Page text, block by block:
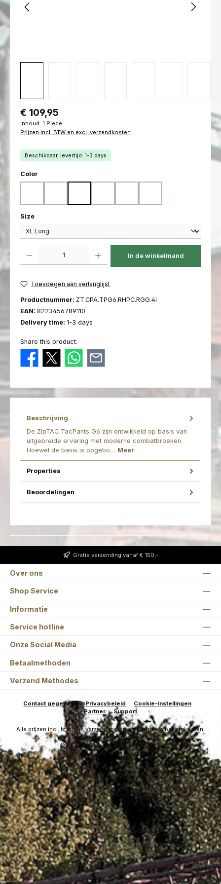
Normale prijs:
€ 109,95
Inhoud: 1 Piece
Prijzen incl. BTW en excl. verzendkosten
Beschikbaar, levertijd: 1-3 days
Selecteer
Color
Selecteer
Size
Producthoeveelheid: Voer de gewenste hoeveelheid in of gebruik de
In de winkelmand
Toevoegen aan verlanglijst
Productnummer: ZT.CPA.TPG6.RHPC.RGG.4I
EAN: 8223456789110
Delivery time: 1-3 days
Share this product:
Beschrijving
De ZipTAC TacPants G6 zijn ontwikkeld op basis van
uitgebreide ervaring met moderne combatbroeken.
Hoewel de basis is opgebo… Meer
Properties
Beoordelingen
Gratis verzending vanaf € 150,-
Over ons
Shop Service
Informatie
Service hotline
Onze Social Media
Betaalmethoden
Verzend Methodes
Contact gegevens Privacybeleid
Cookie-instellingen
Partner
Support
Alle prijzen incl. btw plusverzendkostenen eventuele bezorgkosten,
indien niet anders vermeld.
© 2026 ZipTac - All Rights Reserved.